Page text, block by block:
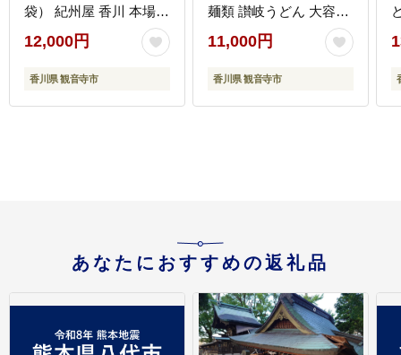
袋） 紀州屋 香川 本場
讃岐うどん
12,000円
香川県 観音寺市
麺類 讃岐うどん 大容量
国産 香川県 ご当地 高評
価 特産品 長期保存 干し
うどん さぬきの老舗 製
ルメ
11,000円
香川県 観音寺市
あなたにおすすめの返礼品